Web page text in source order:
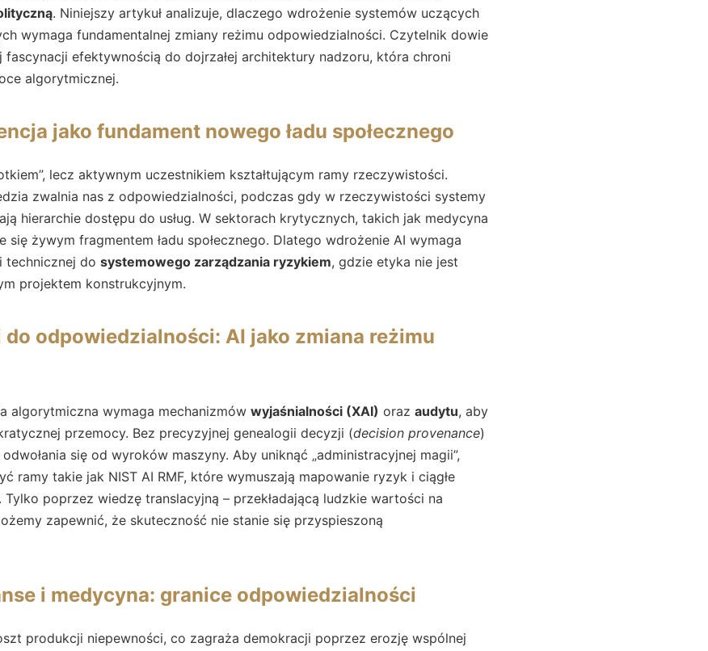
. Niniejszy artykuł analizuje, dlaczego wdrożenie systemów uczących
wymaga fundamentalnej zmiany reżimu odpowiedzialności. Czytelnik dowie
fascynacji efektywnością do dojrzałej architektury nadzoru, która chroni
algorytmicznej.
jako fundament nowego ładu społecznego
lecz aktywnym uczestnikiem kształtującym ramy rzeczywistości.
zwalnia nas z odpowiedzialności, podczas gdy w rzeczywistości systemy
hierarchie dostępu do usług. W sektorach krytycznych, takich jak medycyna
się żywym fragmentem ładu społecznego. Dlatego wdrożenie AI wymaga
technicznej do systemowego zarządzania ryzykiem, gdzie etyka nie jest
projektem konstrukcyjnym.
odpowiedzialności: AI jako zmiana reżimu
algorytmiczna wymaga mechanizmów wyjaśnialności (XAI) oraz audytu, aby
przemocy. Bez precyzyjnej genealogii decyzji (decision provenance)
się od wyroków maszyny. Aby uniknąć „administracyjnej magii”,
ramy takie jak NIST AI RMF, które wymuszają mapowanie ryzyk i ciągłe
poprzez wiedzę translacyjną – przekładającą ludzkie wartości na
zapewnić, że skuteczność nie stanie się przyspieszoną
i medycyna: granice odpowiedzialności
produkcji niepewności, co zagraża demokracji poprzez erozję wspólnej